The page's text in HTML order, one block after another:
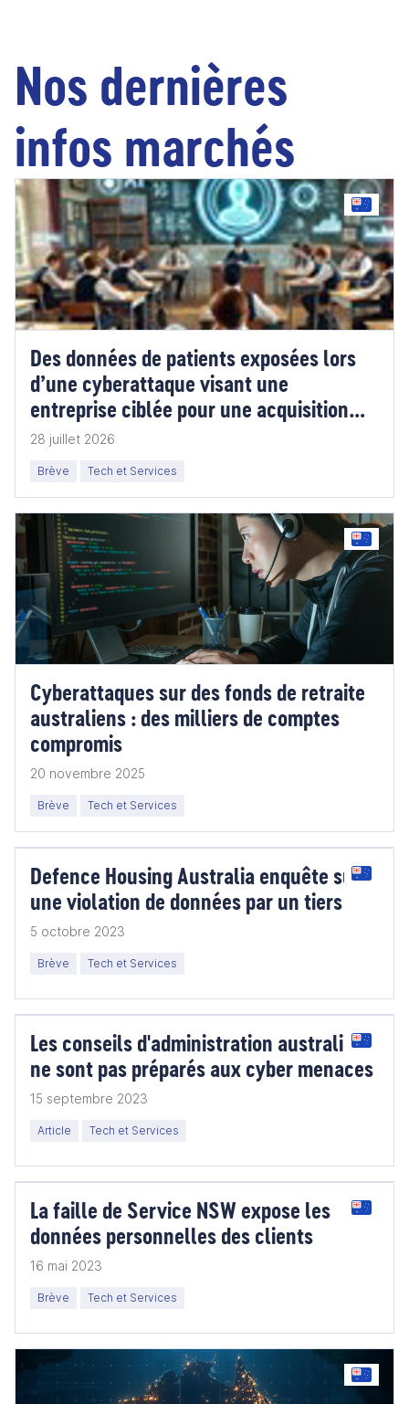
Nos dernières
infos marchés
Des données de patients exposées lors
d’une cyberattaque visant une
entreprise ciblée pour une acquisition
par Bupa
28 juillet 2026
Brève Tech et Services
Cyberattaques sur des fonds de retraite
australiens : des milliers de comptes
compromis
20 novembre 2025
Brève Tech et Services
Defence Housing Australia enquête sur
une violation de données par un tiers
5 octobre 2023
Brève Tech et Services
Les conseils d'administration australiens
ne sont pas préparés aux cyber menaces
15 septembre 2023
Article Tech et Services
La faille de Service NSW expose les
données personnelles des clients
16 mai 2023
Brève Tech et Services